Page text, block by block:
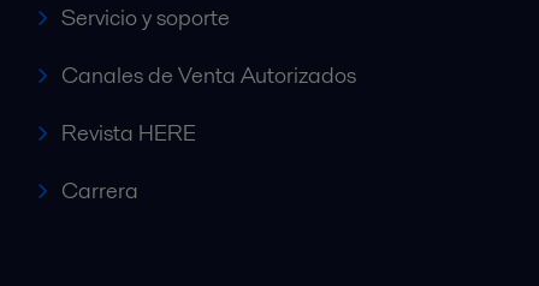
Servicio y soporte
Canales de Venta Autorizados
Revista HERE
Carrera